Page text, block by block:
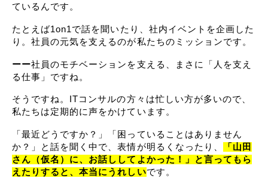
ているんです。
たとえば1on1で話を聞いたり、社内イベントを企画した
り。社員の元気を支えるのが私たちのミッションです。
ーー社員のモチベーションを支える、まさに「人を支え
る仕事」ですね。
そうですね。ITコンサルの方々は忙しい方が多いので、
私たちは定期的に声をかけています。
「最近どうですか？」「困っていることはありません
か？」と話を聞く中で、表情が明るくなったり、
「山田
さん（仮名）に、お話ししてよかった！」と言ってもら
えたりすると、本当にうれしいです。